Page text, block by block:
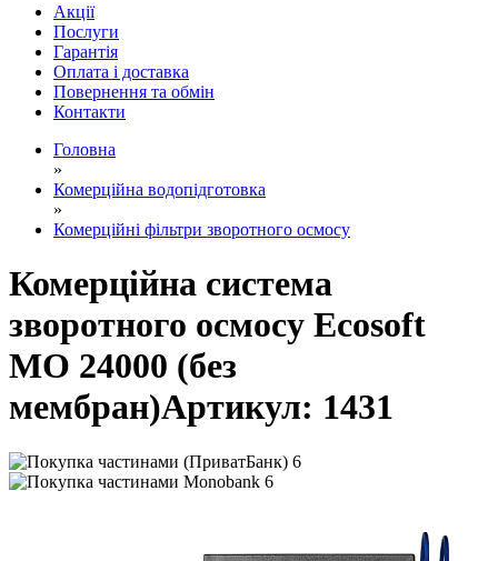
Акції
Послуги
Гарантія
Оплата і доставка
Повернення та обмін
Контакти
Головна
»
Комерційна водопідготовка
»
Комерційні фільтри зворотного осмосу
Комерційна система
зворотного осмосу Ecosoft
MO 24000 (без
мембран)Артикул: 1431
6
6